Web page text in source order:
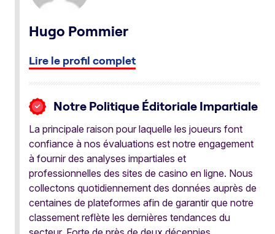
Hugo Pommier
Lire le profil complet
Notre Politique Éditoriale Impartiale
La principale raison pour laquelle les joueurs font
confiance à nos évaluations est notre engagement
à fournir des analyses impartiales et
professionnelles des sites de casino en ligne. Nous
collectons quotidiennement des données auprès de
centaines de plateformes afin de garantir que notre
classement reflète les dernières tendances du